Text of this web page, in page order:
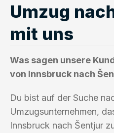
Umzug
mit uns
Was sagen unsere
von Innsbruck nach
Du bist auf der Suche
Umzugsunternehmen,
Innsbruck nach Šentjur